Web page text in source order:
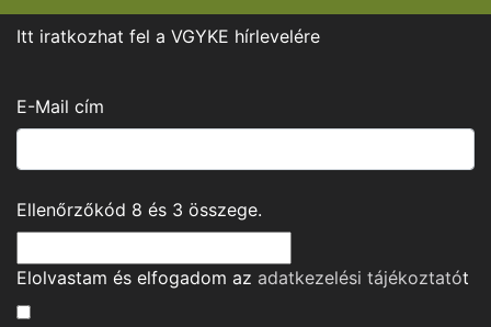
Itt iratkozhat fel a VGYKE hírlevelére
E-Mail cím
Ellenőrzőkód 8 és 3 összege.
Elolvastam és elfogadom az adatkezelési tájékoztatót